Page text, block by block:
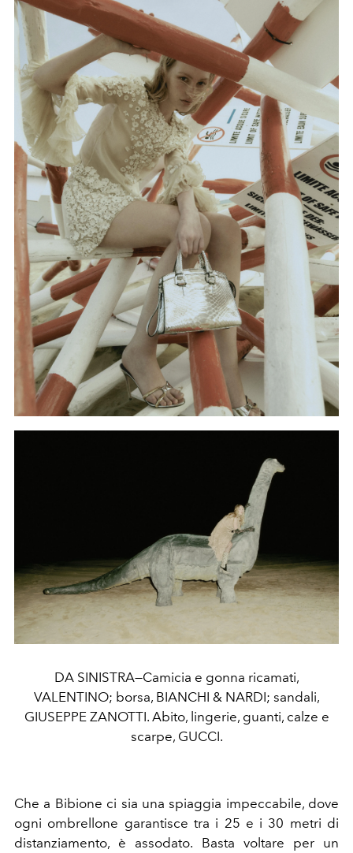
DA SINISTRA—Camicia e gonna ricamati,
VALENTINO; borsa, BIANCHI & NARDI; sandali,
GIUSEPPE ZANOTTI. Abito, lingerie, guanti, calze e
scarpe, GUCCI.
Che a Bibione ci sia una spiaggia impeccabile, dove
ogni ombrellone garantisce tra i 25 e i 30 metri di
distanziamento, è assodato. Basta voltare per un